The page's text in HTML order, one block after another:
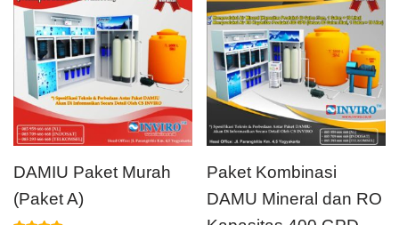
DAMIU Paket Murah
(Paket A)
Paket Kombinasi
DAMU Mineral dan RO